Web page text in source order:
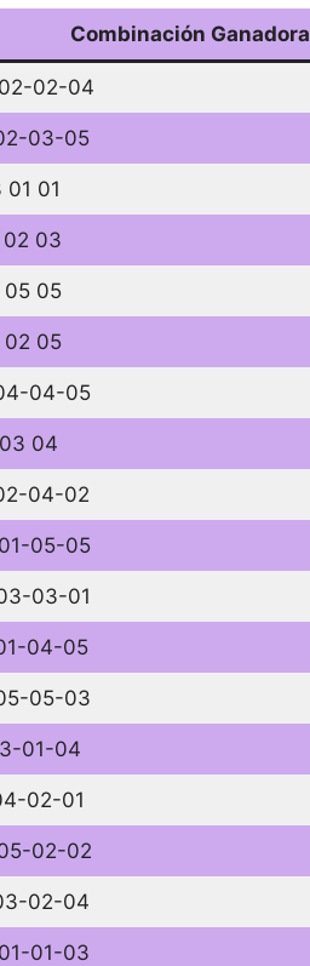
Combinación Ganadora
02-04
03-05
01
03
05
05
04-05
04
04-02
05-05
03-01
04-05
05-03
01-04
02-01
02-02
02-04
01-03